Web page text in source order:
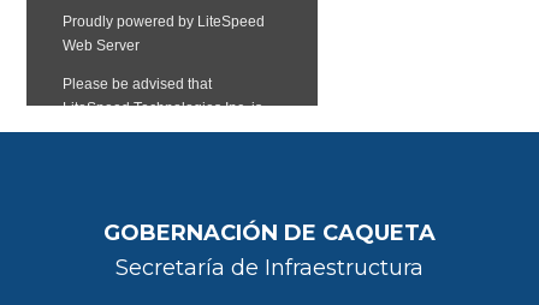
GOBERNACIÓN DE CAQUETA
Secretaría de Infraestructura